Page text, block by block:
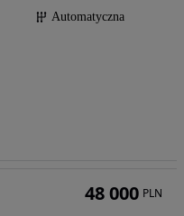
Automatyczna
48 000 PLN